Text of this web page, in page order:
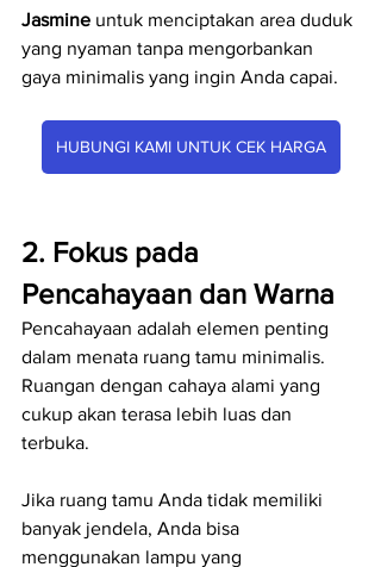
Jasmine untuk menciptakan area duduk
yang nyaman tanpa mengorbankan
gaya minimalis yang ingin Anda capai.
HUBUNGI KAMI UNTUK CEK HARGA
2. Fokus pada
Pencahayaan dan Warna
Pencahayaan adalah elemen penting
dalam menata ruang tamu minimalis.
Ruangan dengan cahaya alami yang
cukup akan terasa lebih luas dan
terbuka.
Jika ruang tamu Anda tidak memiliki
banyak jendela, Anda bisa
menggunakan lampu yang